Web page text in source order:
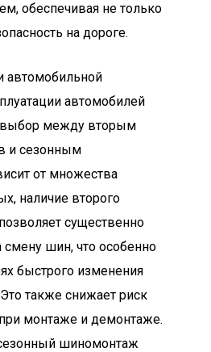
обеспечивая не только
на дороге.
автомобильной
автомобилей
выбор между вторым
и сезонным
от множества
наличие второго
существенно
смену шин, что особенно
быстрого изменения
также снижает риск
монтаже и демонтаже.
шиномонтаж